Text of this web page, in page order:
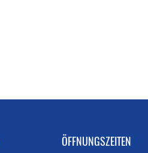
ÖFFNUNGSZEITEN